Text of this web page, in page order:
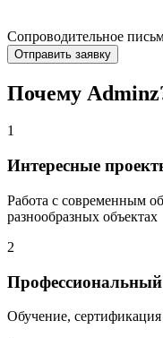
Сопроводительное
Отправить заявку
Почему
1
Интересные
Работа с современным
разнообразных объектах
2
Профессиональный
Обучение,